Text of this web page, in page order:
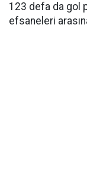
123 defa da gol
efsaneleri